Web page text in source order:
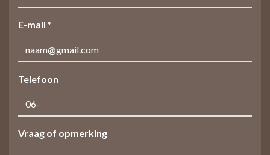
E-mail *
Telefoon
Vraag of opmerking